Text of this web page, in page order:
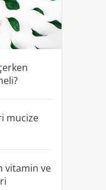
mucize
vitamin ve